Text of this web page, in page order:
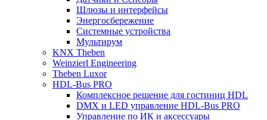
Шлюзы и интерфейсы
Энергосбережение
Системные устройства
Мультирум
KNX Theben
Weinzierl Engineering
Theben Luxor
HDL-Bus PRO
Комплексное решение для гостиниц HDL
DMX и LED управление HDL-Bus PRO
Управление по ИК и аксессуары